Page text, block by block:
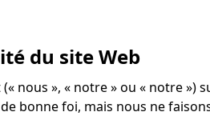
du site Web
nous », « notre » ou « notre
bonne foi, mais nous ne